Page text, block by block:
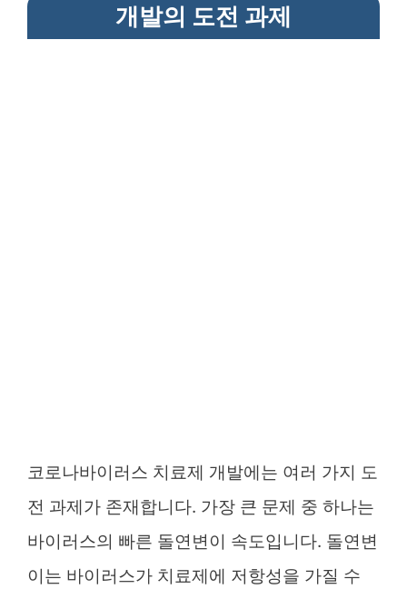
개발의 도전 과제
코로나바이러스 치료제 개발에는 여러 가지 도
전 과제가 존재합니다. 가장 큰 문제 중 하나는
바이러스의 빠른 돌연변이 속도입니다. 돌연변
이는 바이러스가 치료제에 저항성을 가질 수